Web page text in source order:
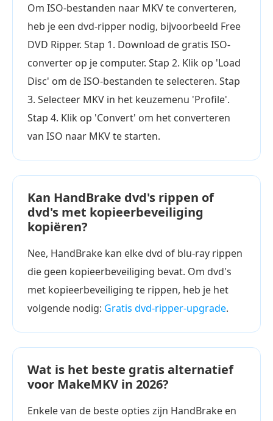
Om ISO-bestanden naar MKV te converteren,
heb je een dvd-ripper nodig, bijvoorbeeld Free
DVD Ripper. Stap 1. Download de gratis ISO-
converter op je computer. Stap 2. Klik op 'Load
Disc' om de ISO-bestanden te selecteren. Stap
3. Selecteer MKV in het keuzemenu 'Profile'.
Stap 4. Klik op 'Convert' om het converteren
van ISO naar MKV te starten.
Kan HandBrake dvd's rippen of
dvd's met kopieerbeveiliging
kopiëren?
Nee, HandBrake kan elke dvd of blu-ray rippen
die geen kopieerbeveiliging bevat. Om dvd's
met kopieerbeveiliging te rippen, heb je het
volgende nodig: Gratis dvd-ripper-upgrade.
Wat is het beste gratis alternatief
voor MakeMKV in 2026?
Enkele van de beste opties zijn HandBrake en